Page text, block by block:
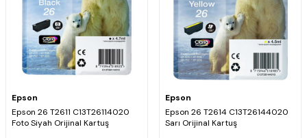
Epson
Epson 26 T2611 C13T26114020
Foto Siyah Orijinal Kartuş
Epson
Epson 26 T2614 C13T26144020
Sarı Orijinal Kartuş